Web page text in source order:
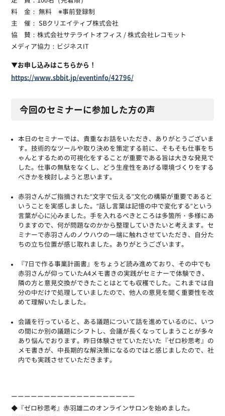
料 金： 無料 ※事前登録制
主 催： SBクリエイティブ株式会社
協 賛：株式会社サテライトオフィス / 株式会社レコモット
メディア協力：ビジネスIT
▼お申し込みはこちらから！
https://www.sbbit.jp/eventinfo/42796/
今回のセミナーに参加した方の声
本日のセミナーでは、貴重なお話をいただき、ありがとうございま
す。技術的なツールや取り決めを策定する前に、そもそも仕事をち
ゃんとするための可視化をすることが重要である旨は大きな発見で
した。仕事の無駄をなくし、どう生産性をあげる環境づくりをする
べきかを検討しようと思います。
赤羽さんがご指摘された”文字で伝える”文化の構築が重要であると
いうことを実感しました。”話し言葉は記憶の中で変化する”という
言葉が心に沁みました。手を入れるべきところは多箇所・多様にあ
りますので、何が問題なのかから整理していきたいと考えます。セ
ミナーで赤羽さんのノウハウの一端に触れさせていただき、自分た
ちの立ち位置が感じ取れました。ありがとうございます。
『7日で作る事業計画書』をちょうど読み進めており、その中でも
赤羽さんが仰っていたA4メモ書きの実践がセミナーで体験でき、
隣の方と意見交換ができたことはとても収穫でした。これまでは自
分の中だけで処理していましたので、他人の意見を聞く重要性を改
めて理解いたしました。
会議を行っていると、ある議題について話を進めているのに、いつ
の間にか別の議題にシフトし、会議が長くなってしまうことが多々
あり悩んでおります。昨日体験させていただいた『ゼロ秒思考』の
メモ書きが、中長期的な解決策になるのではと感じましたので、社
内でも実践させていただきます。
ーーーーーーーーーーーーーーーーーーー
◆『ゼロ秒思考』赤羽雄二のオンラインサロンを始めました。